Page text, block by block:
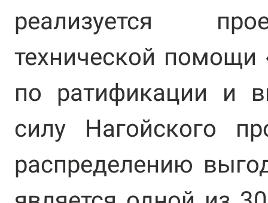
реализуется
технической помощи
по ратификации и
силу Нагойского
распределению